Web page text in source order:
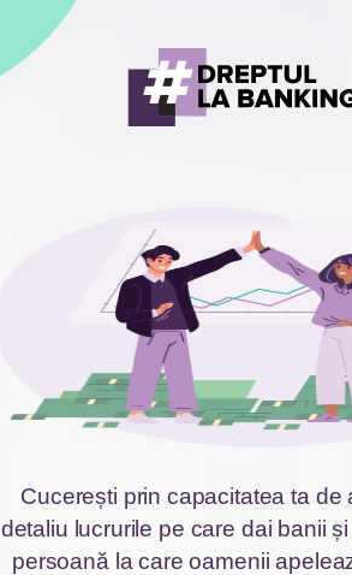
Cucerești prin capacitatea ta de
detaliu lucrurile pe care dai banii
persoană la care oamenii